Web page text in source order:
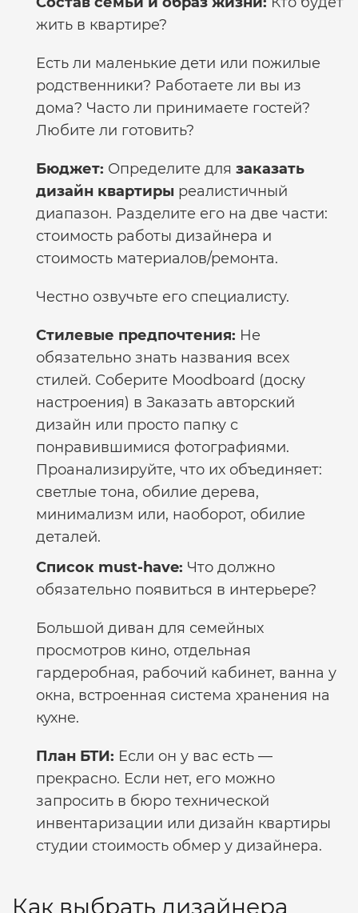
жить в квартире?
Есть ли маленькие дети или пожилые
родственники? Работаете ли вы из
дома? Часто ли принимаете гостей?
Любите ли готовить?
Бюджет: Определите для заказать
дизайн квартиры реалистичный
диапазон. Разделите его на две части:
стоимость работы дизайнера и
стоимость материалов/ремонта.
Честно озвучьте его специалисту.
Стилевые предпочтения: Не
обязательно знать названия всех
стилей. Соберите Moodboard (доску
настроения) в Заказать авторский
дизайн или просто папку с
понравившимися фотографиями.
Проанализируйте, что их объединяет:
светлые тона, обилие дерева,
минимализм или, наоборот, обилие
деталей.
Список must-have: Что должно
обязательно появиться в интерьере?
Большой диван для семейных
просмотров кино, отдельная
гардеробная, рабочий кабинет, ванна у
окна, встроенная система хранения на
кухне.
План БТИ: Если он у вас есть —
прекрасно. Если нет, его можно
запросить в бюро технической
инвентаризации или дизайн квартиры
студии стоимость обмер у дизайнера.
Как выбрать дизайнера